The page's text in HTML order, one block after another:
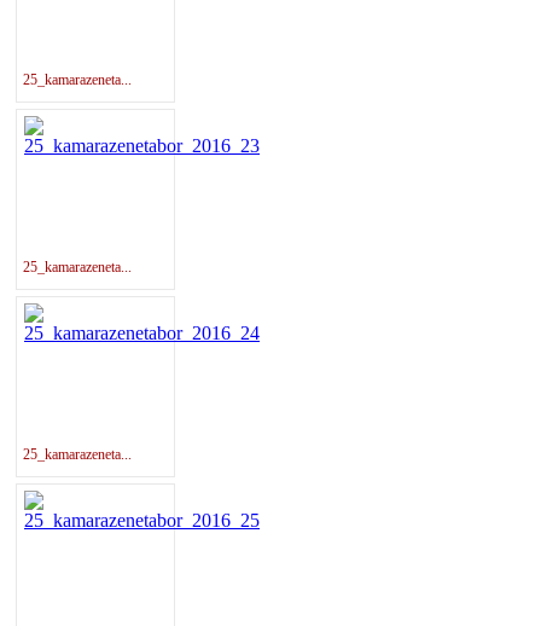
25_kamarazeneta...
25_kamarazeneta...
25_kamarazeneta...